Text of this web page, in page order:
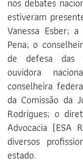
estiveram
Vanessa Esber;
Pena; o
de defesa das
ouvidora
conselheira
da Comissão da
Rodrigues; o
Advocacia (ESA
diversos
estado.